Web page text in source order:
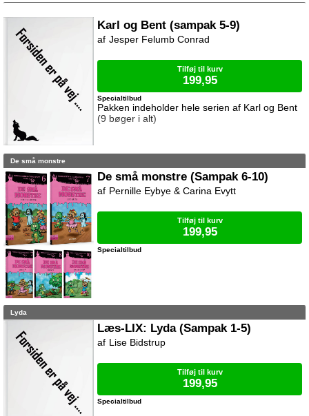
Karl og Bent (sampak 5-9)
Pakken indeholder hele serien af Karl og Bent
(9 bøger i alt)
Specialtilbud
Jesper Felumb Conrad
Tilføj til kurv
199,95
De små monstre
De små monstre (Sampak 6-10)
Specialtilbud
Pernille Eybye & Carina Evytt
Tilføj til kurv
199,95
Lyda
Læs-LIX: Lyda (Sampak 1-5)
Specialtilbud
Lise Bidstrup
Tilføj til kurv
199,95